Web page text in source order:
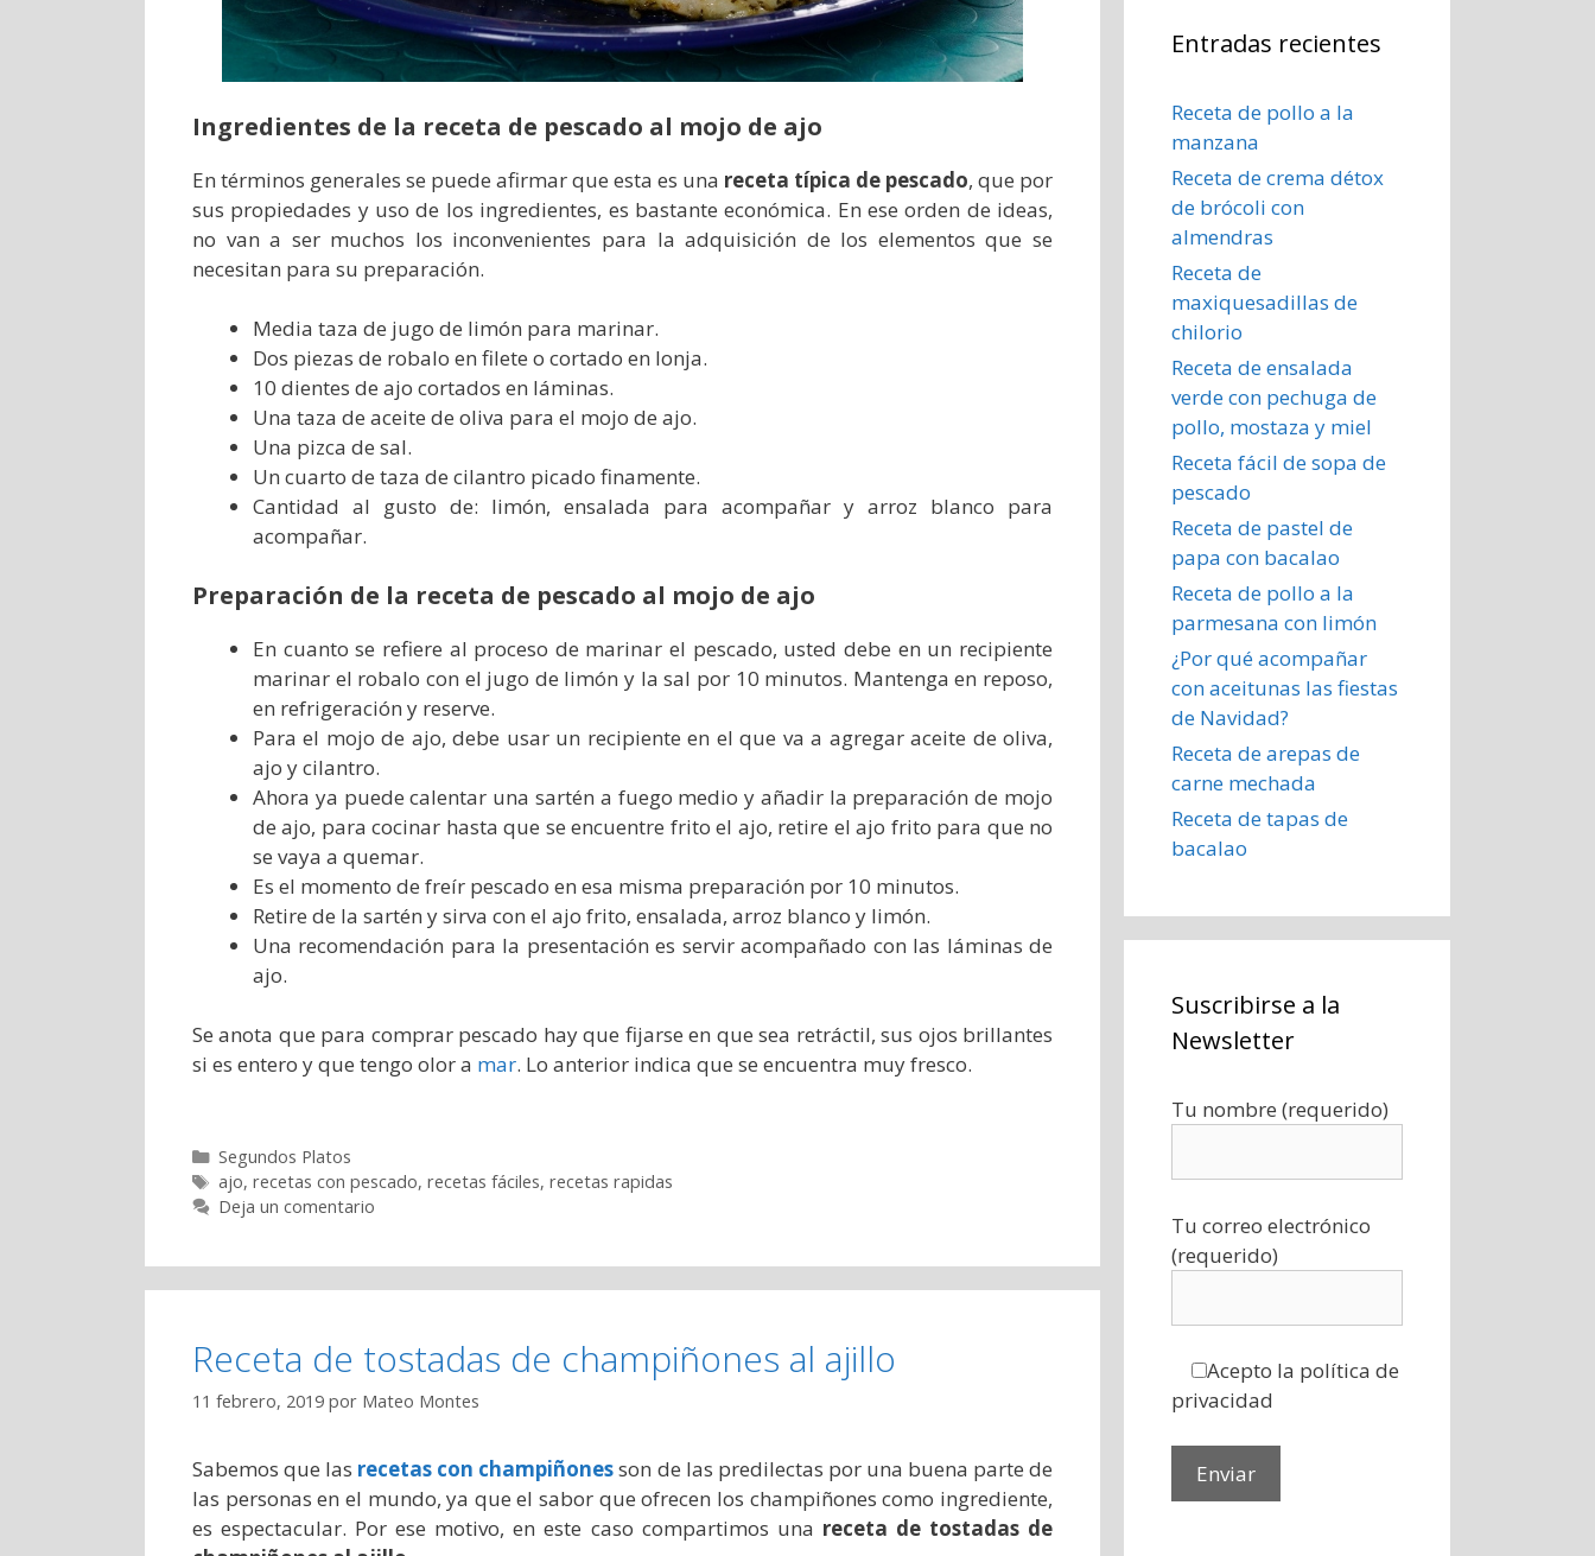
Ingredientes de la receta de pescado al mojo de ajo
En términos generales se puede afirmar que esta es una receta típica de pescado, que por
sus propiedades y uso de los ingredientes, es bastante económica. En ese orden de ideas,
no van a ser muchos los inconvenientes para la adquisición de los elementos que se
necesitan para su preparación.
Media taza de jugo de limón para marinar.
Dos piezas de robalo en filete o cortado en lonja.
10 dientes de ajo cortados en láminas.
Una taza de aceite de oliva para el mojo de ajo.
Una pizca de sal.
Un cuarto de taza de cilantro picado finamente.
Cantidad al gusto de: limón, ensalada para acompañar y arroz blanco para
acompañar.
Preparación de la receta de pescado al mojo de ajo
En cuanto se refiere al proceso de marinar el pescado, usted debe en un recipiente
marinar el robalo con el jugo de limón y la sal por 10 minutos. Mantenga en reposo,
en refrigeración y reserve.
Para el mojo de ajo, debe usar un recipiente en el que va a agregar aceite de oliva,
ajo y cilantro.
Ahora ya puede calentar una sartén a fuego medio y añadir la preparación de mojo
de ajo, para cocinar hasta que se encuentre frito el ajo, retire el ajo frito para que no
se vaya a quemar.
Es el momento de freír pescado en esa misma preparación por 10 minutos.
Retire de la sartén y sirva con el ajo frito, ensalada, arroz blanco y limón.
Una recomendación para la presentación es servir acompañado con las láminas de
ajo.
Se anota que para comprar pescado hay que fijarse en que sea retráctil, sus ojos brillantes
si es entero y que tengo olor a mar. Lo anterior indica que se encuentra muy fresco.
Categorías
Segundos Platos
Etiquetas
ajo, recetas con pescado, recetas fáciles, recetas rapidas
Deja un comentario
Receta de tostadas de champiñones al ajillo
11 febrero, 2019 por Mateo Montes
Sabemos que las recetas con champiñonesson de las predilectas por una buena parte de
las personas en el mundo, ya que el sabor que ofrecen los champiñones como ingrediente,
es espectacular. Por ese motivo, en este caso compartimos una receta de tostadas de
Entradas recientes
Receta de pollo a la
manzana
Receta de crema détox
de brócoli con
almendras
Receta de
maxiquesadillas de
chilorio
Receta de ensalada
verde con pechuga de
pollo, mostaza y miel
Receta fácil de sopa de
pescado
Receta de pastel de
papa con bacalao
Receta de pollo a la
parmesana con limón
¿Por qué acompañar
con aceitunas las fiestas
de Navidad?
Receta de arepas de
carne mechada
Receta de tapas de
bacalao
Suscribirse a la
Newsletter
Tu nombre (requerido)
Tu correo electrónico
(requerido)
Acepto la política de
privacidad